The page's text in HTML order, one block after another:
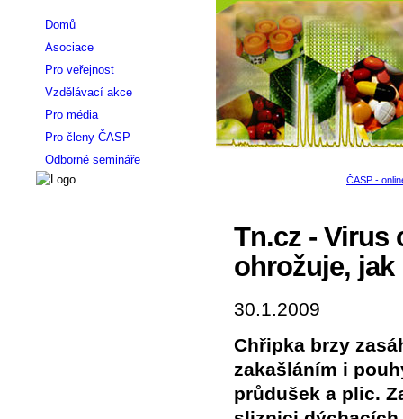
Tn.cz - Virus
ohrožuje,
30.1.2009
Chřipka brzy
zakašláním i
průdušek a plic.
Domů
Asociace
Pro veřejnost
Vzdělávací akce
Pro média
Pro členy ČASP
Odborné semináře